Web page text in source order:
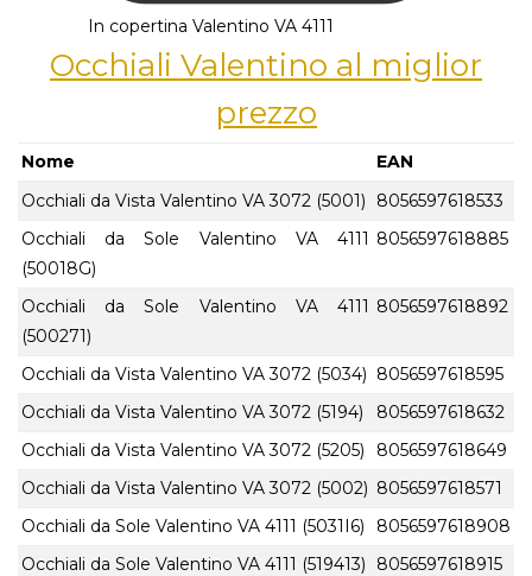
In copertina Valentino VA 4111
Occhiali Valentino al miglior
prezzo
Nome
EAN
Occhiali da Vista Valentino VA 3072 (5001)
8056597618533
Occhiali da Sole Valentino VA 4111
(50018G)
8056597618885
Occhiali da Sole Valentino VA 4111
(500271)
8056597618892
Occhiali da Vista Valentino VA 3072 (5034) 8056597618595
Occhiali da Vista Valentino VA 3072 (5194)
8056597618632
Occhiali da Vista Valentino VA 3072 (5205)
8056597618649
Occhiali da Vista Valentino VA 3072 (5002) 8056597618571
Occhiali da Sole Valentino VA 4111 (5031I6)
8056597618908
Occhiali da Sole Valentino VA 4111 (519413)
8056597618915